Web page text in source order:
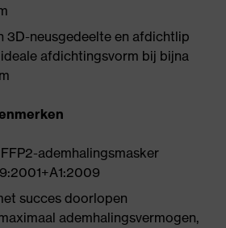
3D-neusgedeelte en afdichtlip
afdichtingsvorm bij bijna
ademhalingsmasker
succes doorlopen
ademhalingsvermogen,